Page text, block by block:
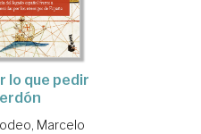
lo que pedir
Marcelo